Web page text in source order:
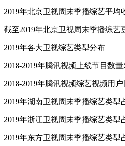
2019年北京卫视周末季播综艺平均
截至2019年北京卫视周末季播综艺
2019年各大卫视综艺类型分布
2018-2019年腾讯视频上线节目数量
2018-2019年腾讯视频综艺视频用
2019年湖南卫视周末季播综艺类型
2019年浙江卫视周末季播综艺类型
2019年东方卫视周末季播综艺类型